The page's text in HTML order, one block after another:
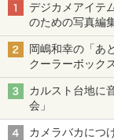
デジカメアイテ
のための写真編
る「Filmator」
岡嶋和幸の「あ
クーラーボック
カルスト台地に
会」
カメラバカにつ